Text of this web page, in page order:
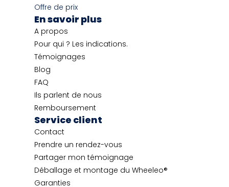
Offre de prix
En savoir plus
A propos
Pour qui ? Les indications.
Témoignages
Blog
FAQ
Ils parlent de nous
Remboursement
Service client
Contact
Prendre un rendez-vous
Partager mon témoignage
Déballage et montage du Wheeleo®
Garanties